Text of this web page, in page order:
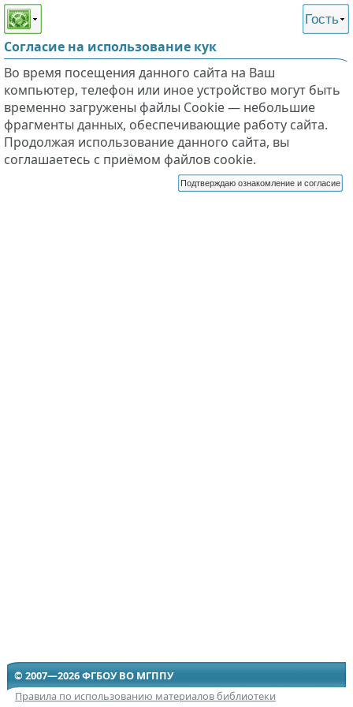
Этот сайт поддерживает
слабовидящих
Гость
Согласие на использование кук
Во время посещения данного сайта на Ваш
компьютер, телефон или иное устройство могут быть
временно загружены файлы Cookie — небольшие
фрагменты данных, обеспечивающие работу сайта.
Продолжая использование данного сайта, вы
соглашаетесь с приёмом файлов cookie.
Подтверждаю ознакомление и согласие
© 2007—2026 ФГБОУ ВО МГППУ
Правила по использованию материалов библиотеки